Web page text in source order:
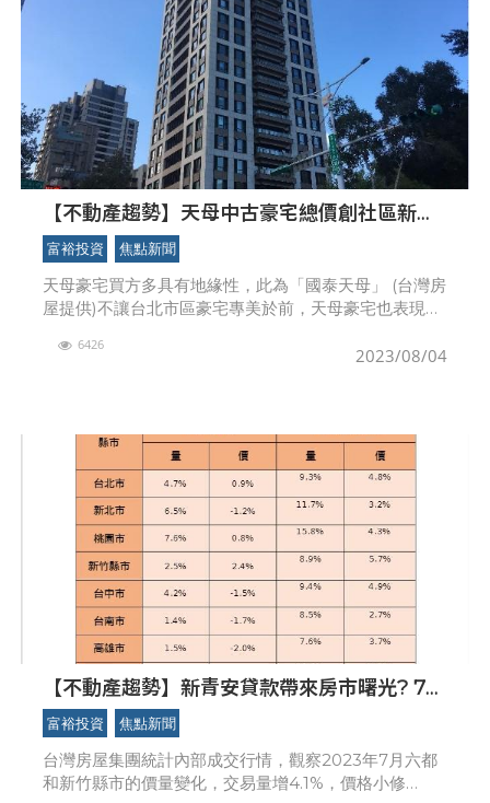
【不動產趨勢】天母中古豪宅總價創社區新
高！ 專家曝原因 天母地緣買盤支撐！豪宅交易
穩健
富裕投資 焦點新聞
天母豪宅買方多具有地緣性，此為「國泰天母」 (台灣房
屋提供)不讓台北市區豪宅專美於前，天母豪宅也表現亮
有4、5樓戶成交約1.43億元、每坪110.4
2023/08/04
6426
【不動產趨勢】新青安貸款帶來房市曙光? 7月
交易小回溫
富裕投資 焦點新聞
台灣房屋集團統計內部成交行情，觀察2023年7月六都
和新竹縣市的價量變化，交易量增4.1%，價格小修